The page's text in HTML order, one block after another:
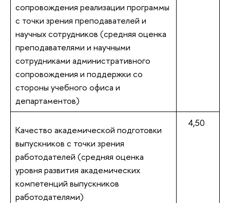
сопровождения реализации программы
с точки зрения преподавателей и
научных сотрудников (средняя оценка
преподавателями и научными
сотрудниками административного
сопровождения и поддержки со
стороны учебного офиса и
департаментов)
Качество академической подготовки
выпускников с точки зрения
работодателей (средняя оценка
уровня развития академических
компетенций выпускников
работодателями)
4,50